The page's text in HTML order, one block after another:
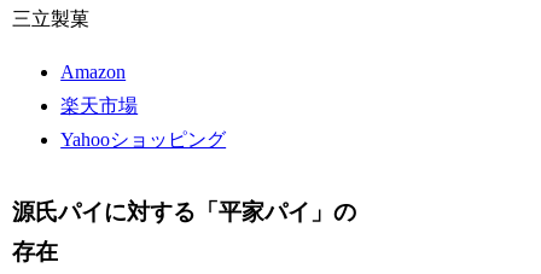
三立製菓
Amazon
楽天市場
Yahooショッピング
源氏パイに対する「平家パイ」の
存在